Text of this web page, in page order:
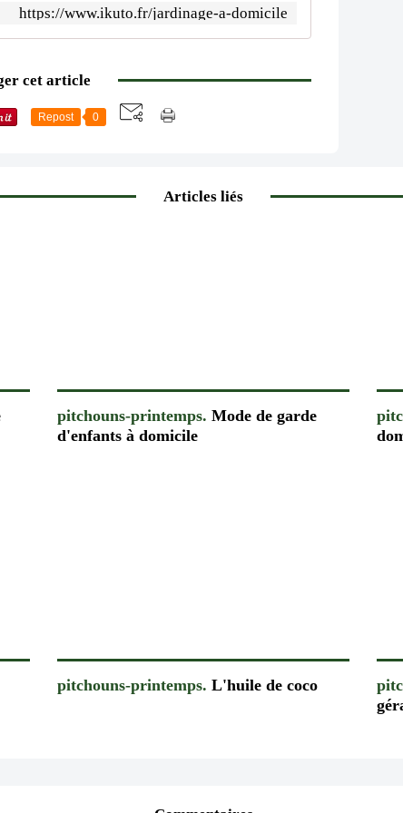
https://www.ikuto.fr/jardinage-a-domicile
cet article
Repost 0
Articles liés
pitchouns-printemps. Mode de garde
d'enfants à domicile
pitchouns-printemps. L'huile de coco